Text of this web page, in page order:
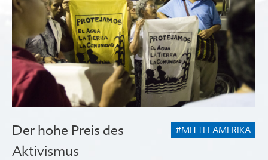
#MITTELAMERIKA
Der hohe Preis des
Aktivismus